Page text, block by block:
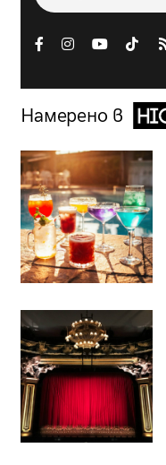
Намерено в